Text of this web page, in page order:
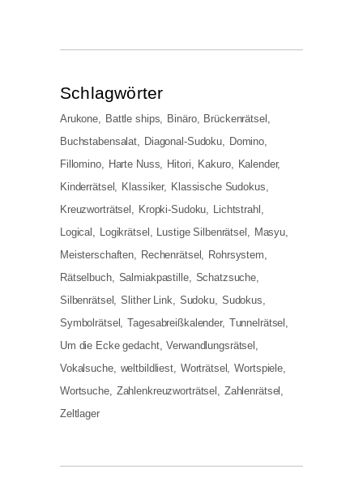
Schlag­wör­ter
Arukone Battle ships Binäro
Brückenrätsel
Buchstabensalat
Diagonal-Sudoku
Domino
Fillomino
Harte Nuss Hitori Kakuro
Kalender
Kinderrätsel
Klassiker
Klassische Sudokus
Kreuzworträtsel
Kropki-Sudoku
Lichtstrahl
Logical
Logikrätsel Lustige Silbenrätsel
Masyu
Meisterschaften
Rechenrätsel
Rohrsystem
Rätselbuch
Salmiakpastille
Schatzsuche
Silbenrätsel
Slither Link Sudoku
Sudokus
Symbolrätsel
Tagesabreißkalender
Tunnelrätsel
Um die Ecke gedacht Verwandlungsrätsel
Vokalsuche
weltbildliest Worträtsel
Wortspiele
Wortsuche
Zahlenkreuzworträtsel
Zahlenrätsel
Zeltlager